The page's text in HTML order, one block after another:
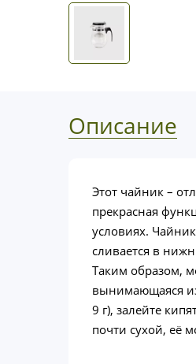
Описание
Этот чайник –
прекрасная
условиях.
сливается в
Таким образом,
вынимающаяся
9 г), залейте
почти сухой, её